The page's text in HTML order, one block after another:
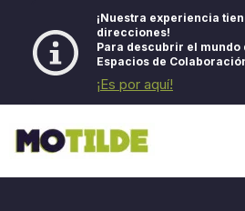
¡Nuestra experiencia
direcciones!
Para descubrir el mundo
Espacios de
¡Es por aquí!